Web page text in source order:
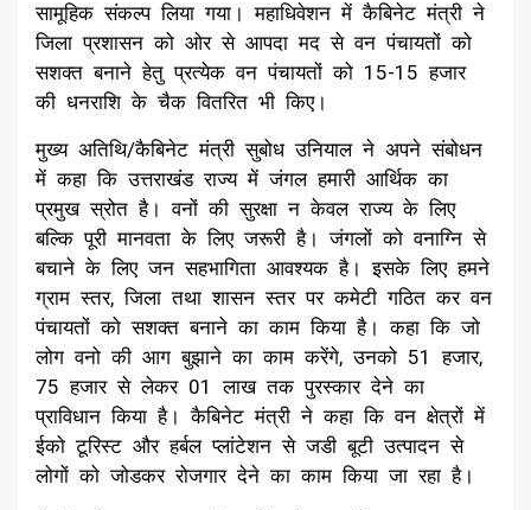
सामूहिक संकल्प लिया गया। महाधिवेशन में कैबिनेट मंत्री ने
जिला प्रशासन को ओर से आपदा मद से वन पंचायतों को
सशक्त बनाने हेतु प्रत्येक वन पंचायतों को 15-15 हजार
की धनराशि के चैक वितरित भी किए।
मुख्य अतिथि/कैबिनेट मंत्री सुबोध उनियाल ने अपने संबोधन
में कहा कि उत्तराखंड राज्य में जंगल हमारी आर्थिक का
प्रमुख स्रोत है। वनों की सुरक्षा न केवल राज्य के लिए
बल्कि पूरी मानवता के लिए जरूरी है। जंगलों को वनाग्नि से
बचाने के लिए जन सहभागिता आवश्यक है। इसके लिए हमने
ग्राम स्तर, जिला तथा शासन स्तर पर कमेटी गठित कर वन
पंचायतों को सशक्त बनाने का काम किया है। कहा कि जो
लोग वनो की आग बुझाने का काम करेंगे, उनको 51 हजार,
75 हजार से लेकर 01 लाख तक पुरस्कार देने का
प्राविधान किया है। कैबिनेट मंत्री ने कहा कि वन क्षेत्रों में
ईको टूरिस्ट और हर्बल प्लांटेशन से जडी बूटी उत्पादन से
लोगों को जोडकर रोजगार देने का काम किया जा रहा है।